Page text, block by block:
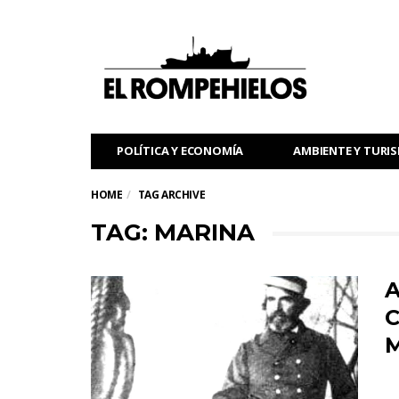
POLÍTICA Y ECONOMÍA AMBIENTE Y
HOME TAG ARCHIVE
TAG: MARINA